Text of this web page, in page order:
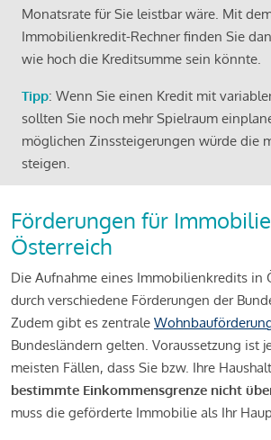
Monatsrate für Sie leistbar wäre. Mit
Immobilienkredit-Rechner finden Sie
wie hoch die Kreditsumme sein könnte.
Tipp: Wenn Sie einen Kredit mit
sollten Sie noch mehr Spielraum
möglichen Zinssteigerungen würde die
steigen.
Förderungen für
Österreich
Die Aufnahme eines Immobilienkredits in
durch verschiedene Förderungen der
Zudem gibt es zentrale
Bundesländern gelten. Voraussetzung ist
meisten Fällen, dass Sie bzw. Ihre
bestimmte Einkommensgrenze nicht
muss die geförderte Immobilie als Ihr